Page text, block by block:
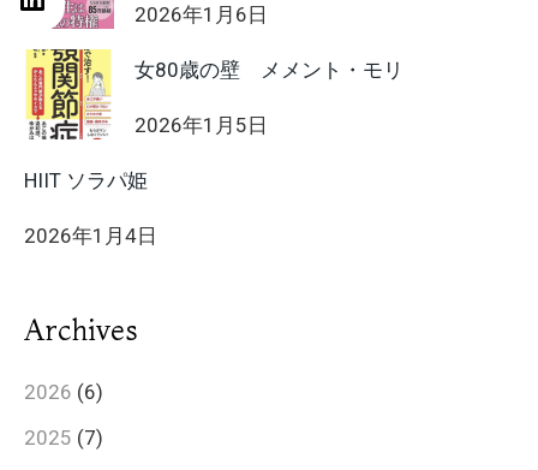
2026年1月6日
女80歳の壁 メメント・モリ
2026年1月5日
HIIT ソラパ姫
2026年1月4日
Archives
2026 (6)
2025 (7)